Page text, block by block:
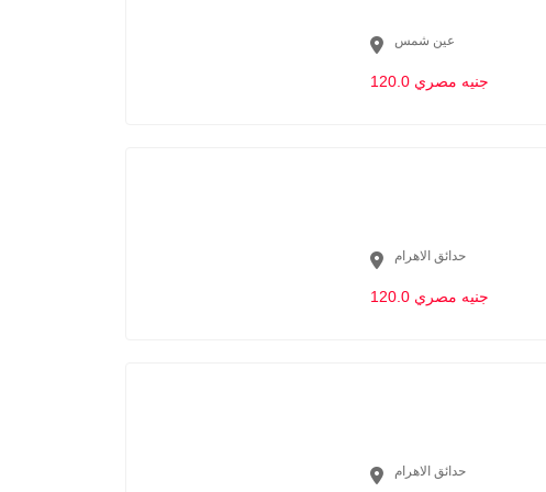
عين شمس
120.0 جنيه مصري
حدائق الاهرام
120.0 جنيه مصري
حدائق الاهرام